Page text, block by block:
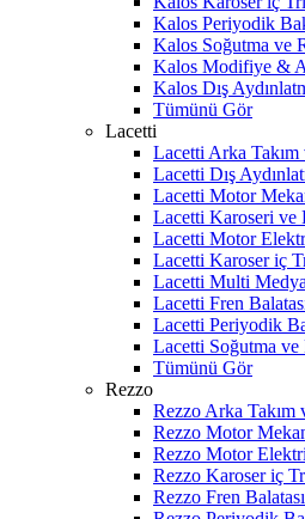
Kalos Periyodik
Kalos Soğutma ve
Kalos Modifiye &
Kalos Dış
Tümünü Gör
Lacetti
Lacetti Arka Takım
Lacetti Dış
Lacetti Motor
Lacetti Karoseri ve
Lacetti Motor
Lacetti Karoser iç
Lacetti Multi
Lacetti Fren
Lacetti Periyodik
Lacetti Soğutma ve
Tümünü Gör
Rezzo
Rezzo Arka Takım
Rezzo Motor
Rezzo Motor
Rezzo Karoser iç
Rezzo Fren